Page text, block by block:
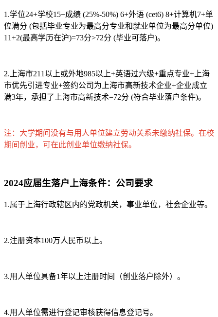
1.学位24+学校15+成绩 (25%-50%) 6+外语 (cet6) 8+计算机7+单
位满分 (包括毕业专业为最高分专业和就业单位为最高分单位)
11+2(最高学历在沪)=73分>72分 (毕业可落户)。
2.上海市211以上或外地985以上+英语过六级+重点专业+上海
市优先引进专业+签约公司为上海市高新技术企业+企业成立
满3年，承担了上海市高新技术=72分 (符合毕业落户条件)。
注：大学期间没有与用人单位建立劳动关系未缴纳社保。在校
期间创业，可在此创业单位缴纳社保。
2024应届生落户上海条件：公司要求
1.属于上海行政辖区内的党政机关，事业单位，社会企业等。
2.注册资本100万人民币以上。
3.用人单位具备1年以上注册时间（创业落户除外）。
4.用人单位需进行登记审核获得信息登记号。